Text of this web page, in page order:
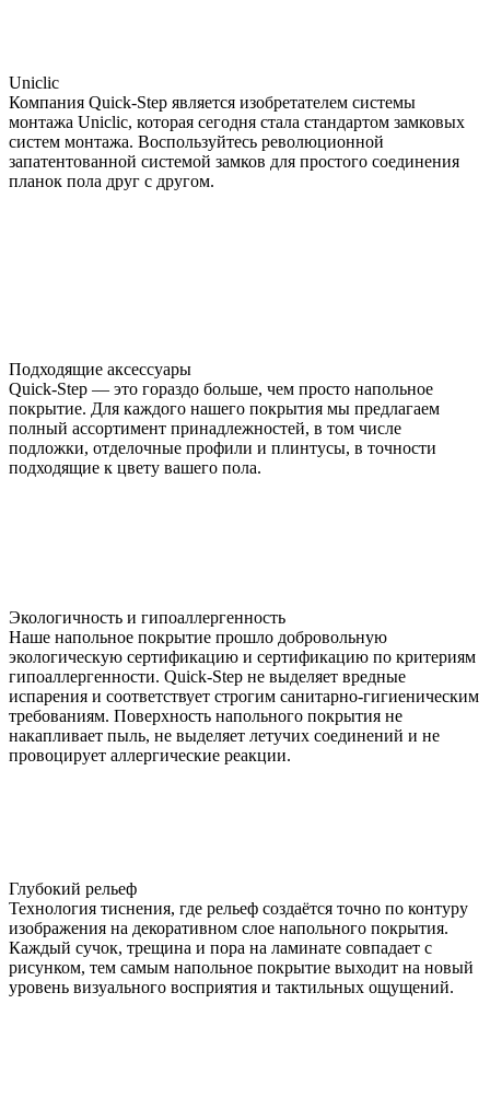
Uniclic
Компания Quick-Step является изобретателем системы
монтажа Uniclic, которая сегодня стала стандартом замковых
систем монтажа. Воспользуйтесь революционной
запатентованной системой замков для простого соединения
планок пола друг с другом.
Подходящие аксессуары
Quick-Step — это гораздо больше, чем просто напольное
покрытие. Для каждого нашего покрытия мы предлагаем
полный ассортимент принадлежностей, в том числе
подложки, отделочные профили и плинтусы, в точности
подходящие к цвету вашего пола.
Экологичность и гипоаллергенность
Наше напольное покрытие прошло добровольную
экологическую сертификацию и сертификацию по критериям
гипоаллергенности. Quick-Step не выделяет вредные
испарения и соответствует строгим санитарно-гигиеническим
требованиям. Поверхность напольного покрытия не
накапливает пыль, не выделяет летучих соединений и не
провоцирует аллергические реакции.
Глубокий рельеф
Технология тиснения, где рельеф создаётся точно по контуру
изображения на декоративном слое напольного покрытия.
Каждый сучок, трещина и пора на ламинате совпадает с
рисунком, тем самым напольное покрытие выходит на новый
уровень визуального восприятия и тактильных ощущений.